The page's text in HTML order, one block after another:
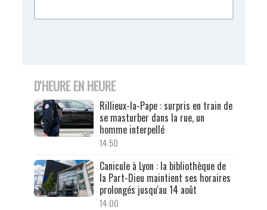
D'HEURE EN HEURE
Rillieux-la-Pape : surpris en train de
se masturber dans la rue, un
homme interpellé
14:50
Canicule à Lyon : la bibliothèque de
la Part-Dieu maintient ses horaires
prolongés jusqu'au 14 août
14:00